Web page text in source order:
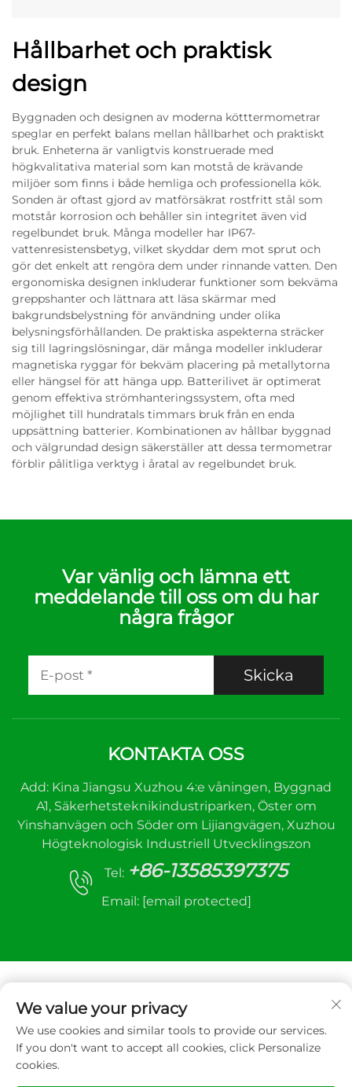
Hållbarhet och praktisk
design
Byggnaden och designen av moderna kötttermometrar
speglar en perfekt balans mellan hållbarhet och praktiskt
bruk. Enheterna är vanligtvis konstruerade med
högkvalitativa material som kan motstå de krävande
miljöer som finns i både hemliga och professionella kök.
Sonden är oftast gjord av matförsäkrat rostfritt stål som
motstår korrosion och behåller sin integritet även vid
regelbundet bruk. Många modeller har IP67-
vattenresistensbetyg, vilket skyddar dem mot sprut och
gör det enkelt att rengöra dem under rinnande vatten. Den
ergonomiska designen inkluderar funktioner som bekväma
greppshanter och lättnara att läsa skärmar med
bakgrundsbelystning för användning under olika
belysningsförhållanden. De praktiska aspekterna sträcker
sig till lagringslösningar, där många modeller inkluderar
magnetiska ryggar för bekväm placering på metallytorna
eller hängsel för att hänga upp. Batterilivet är optimerat
genom effektiva strömhanteringssystem, ofta med
möjlighet till hundratals timmars bruk från en enda
uppsättning batterier. Kombinationen av hållbar byggnad
och välgrundad design säkerställer att dessa termometrar
förblir pålitliga verktyg i åratal av regelbundet bruk.
Var vänlig och lämna ett
meddelande till oss om du har
några frågor
Skicka
KONTAKTA OSS
Add: Kina Jiangsu Xuzhou 4:e våningen, Byggnad
A1, Säkerhetsteknikindustriparken, Öster om
Yinshanvägen och Söder om Lijiangvägen, Xuzhou
Högteknologisk Industriell Utvecklingszon
Tel: +86-13585397375
Email: [email protected]
Upphovsrätt © 2025 Xuzhou sanhe automatic
control equipment Co.,LTD. All rätt reserverad
We value your privacy
We use cookies and similar tools to provide our services.
If you don't want to accept all cookies, click Personalize
cookies.